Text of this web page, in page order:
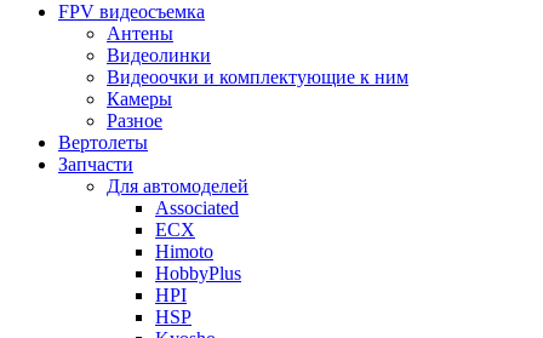
FPV видеосъемка
Антены
Видеолинки
Видеоочки и комплектующие к ним
Камеры
Разное
Вертолеты
Запчасти
Для автомоделей
Associated
ECX
Himoto
HobbyPlus
HPI
HSP